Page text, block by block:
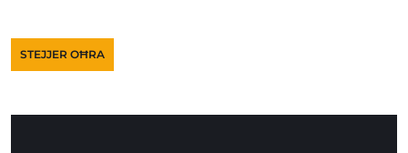
STEJJER OĦRA